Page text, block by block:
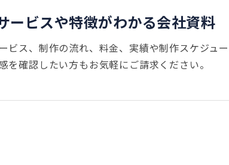
ービスや特徴がわかる会社資料
ビス、制作の流れ、料金、実績や制作スケジュ
を確認したい方もお気軽にご請求ください。